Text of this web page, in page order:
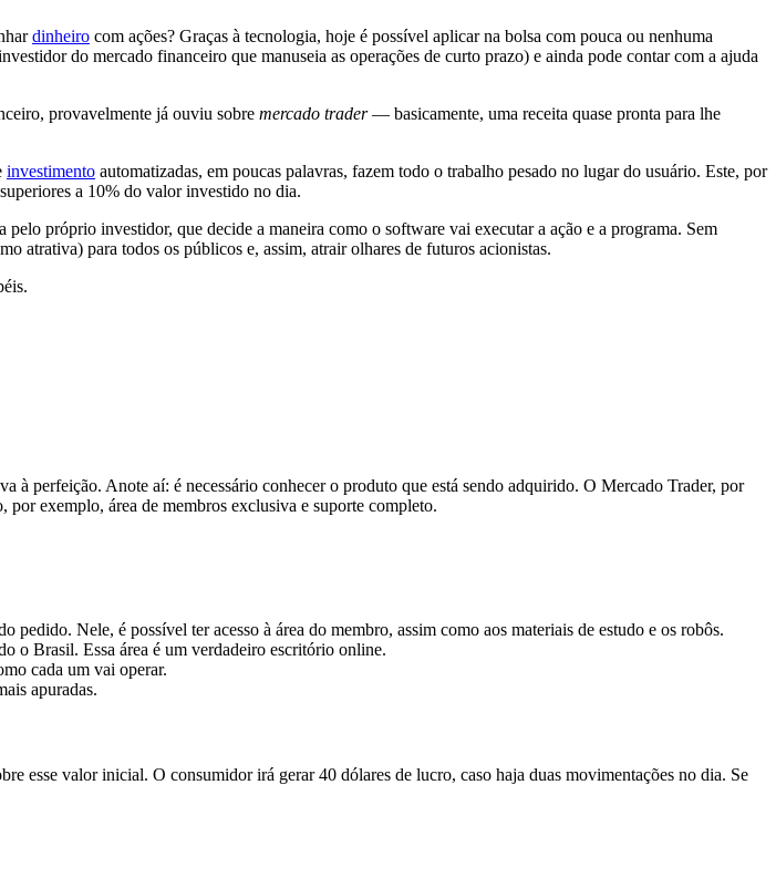
dinheiro com ações? Graças à tecnologia, hoje é possível aplicar na bolsa com pouca ou nenhuma
do mercado financeiro que manuseia as operações de curto prazo) e ainda pode contar com a ajuda
provavelmente já ouviu sobre mercado trader— basicamente, uma receita quase pronta para lhe
investimento automatizadas, em poucas palavras, fazem todo o trabalho pesado no lugar do usuário. Este, por
a 10% do valor investido no dia.
próprio investidor, que decide a maneira como o software vai executar a ação e a programa. Sem
atrativa) para todos os públicos e, assim, atrair olhares de futuros acionistas.
à perfeição. Anote aí: é necessário conhecer o produto que está sendo adquirido. O Mercado Trader, por
exemplo, área de membros exclusiva e suporte completo.
Nele, é possível ter acesso à área do membro, assim como aos materiais de estudo e os robôs.
o Brasil. Essa área é um verdadeiro escritório online.
cada um vai operar.
apuradas.
esse valor inicial. O consumidor irá gerar 40 dólares de lucro, caso haja duas movimentações no dia. Se